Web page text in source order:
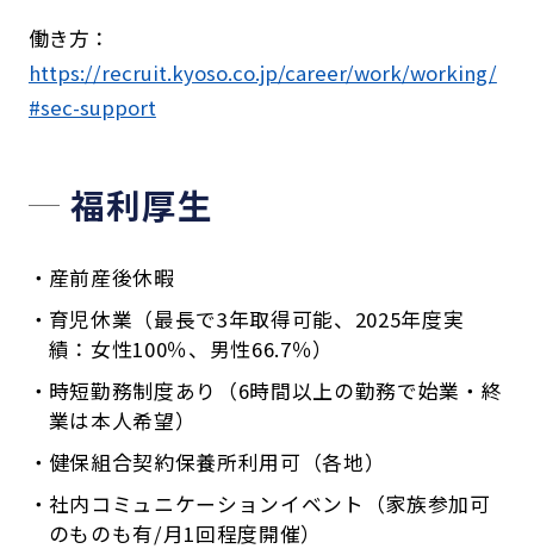
働き方：
https://recruit.kyoso.co.jp/career/work/working/
#sec-support
福利厚生
産前産後休暇
育児休業（最長で3年取得可能、2025年度実
績：女性100％、男性66.7％）
時短勤務制度あり（6時間以上の勤務で始業・終
業は本人希望）
健保組合契約保養所利用可（各地）
社内コミュニケーションイベント（家族参加可
のものも有/月1回程度開催）